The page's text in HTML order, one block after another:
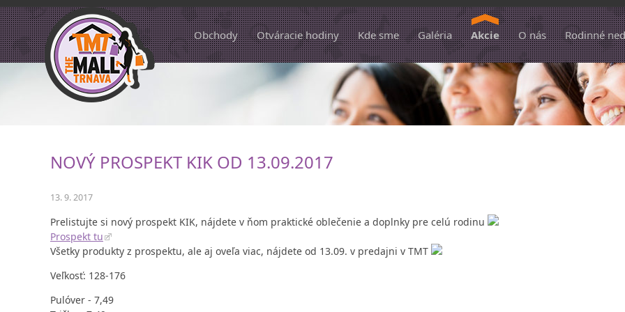
Obchody Otváracie hodiny Kde sme Galéria Akcie O nás Rodinné
NOVÝ PROSPEKT KIK OD 13.09.2017
13. 9. 2017
Prelistujte si nový prospekt KIK, nájdete v ňom praktické oblečenie a doplnky pre celú rodinu
Prospekt tu
Všetky produkty z prospektu, ale aj oveľa viac, nájdete od 13.09. v predajni v TMT
Veľkosť: 128-176
Pulóver - 7,49